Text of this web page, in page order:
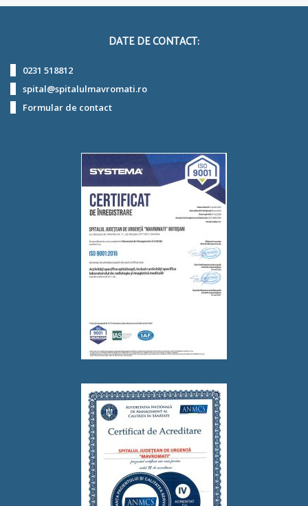
DATE DE CONTACT:
0231 518812
spital@spitalulmavromati.ro
Formular de contact